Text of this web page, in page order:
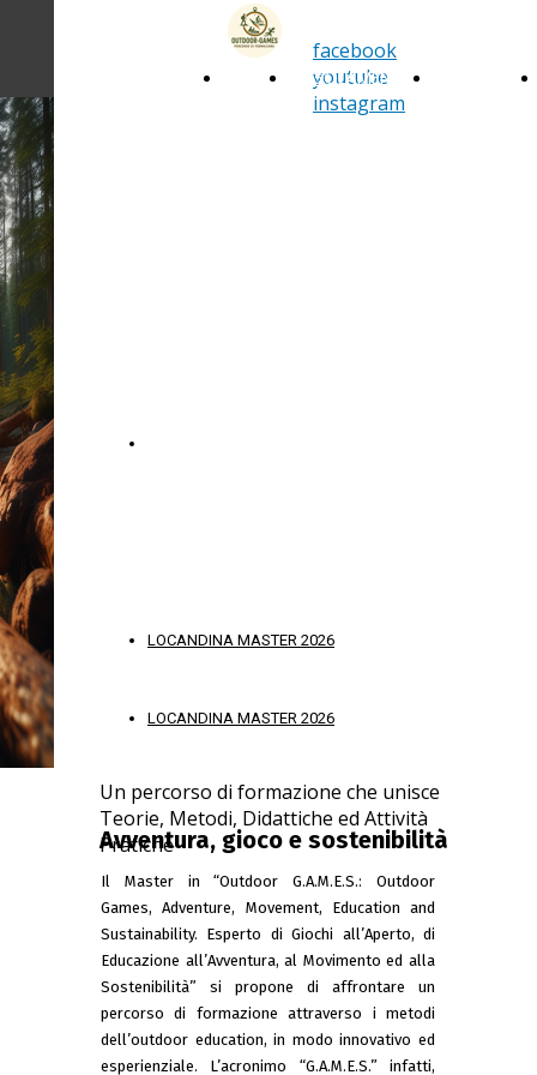
facebook
youtube
instagram
LOCANDINA MASTER 2026
LOCANDINA MASTER 2026
Un percorso di formazione che unisce
Teorie, Metodi, Didattiche ed Attività
Pratiche
Avventura, gioco e sostenibilità
Il Master in “Outdoor G.A.M.E.S.: Outdoor
Games, Adventure, Movement, Education and
Sustainability. Esperto di Giochi all’Aperto, di
Educazione all’Avventura, al Movimento ed alla
Sostenibilità” si propone di affrontare un
percorso di formazione attraverso i metodi
dell’outdoor education, in modo innovativo ed
esperienziale. L’acronimo “G.A.M.E.S.” infatti,
HOME REGOLAMENTO DIDATTICA